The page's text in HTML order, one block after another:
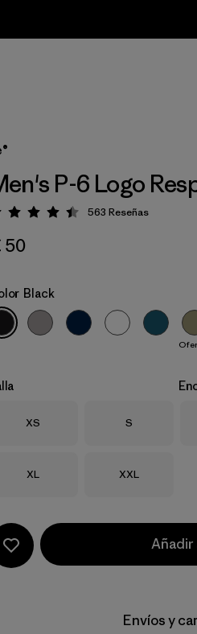
P-6 Logo
Puntuación: 4.5 / 5
563 Reseñas
50
Black
Talla
XS Talla
S
Talla
XL Talla
XXL
Añadir
Envíos y